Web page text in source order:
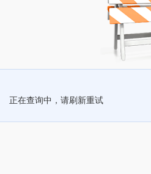
正在查询中，请刷新重试